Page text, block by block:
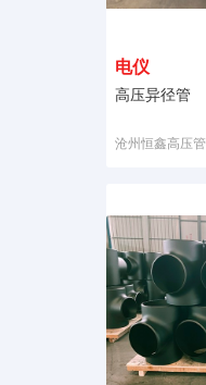
电仪
高压异径管
沧州恒鑫高压